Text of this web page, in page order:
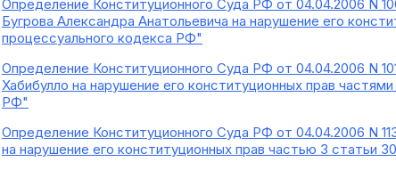
Определение Конституционного Суда РФ от 04.04.2006 N
Бугрова Александра Анатольевича на нарушение его
процессуального кодекса РФ"
Определение Конституционного Суда РФ от 04.04.2006 N
Хабибулло на нарушение его конституционных прав
РФ"
Определение Конституционного Суда РФ от 04.04.2006 N
на нарушение его конституционных прав частью 3 статьи